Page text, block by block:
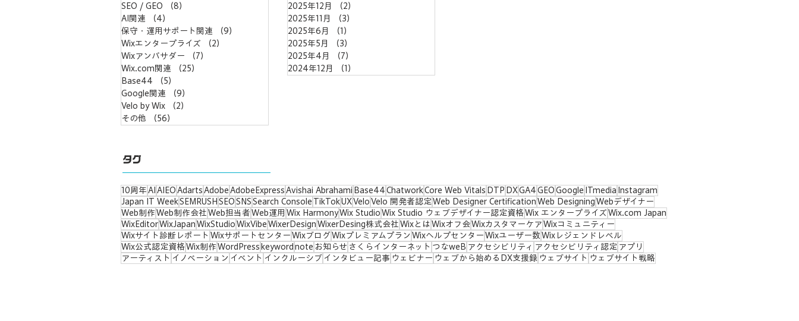
SEO / GEO
（8）
AI関連
（4）
保守・運用サポート関連
（9）
Wixエンタープライズ
（2）
Wixアンバサダー
（7）
Wix.com関連
（25）
Base44
（5）
Google関連
（9）
Velo by Wix
（2）
その他
（56）
2025年12月
（2）
2025年11月
（3）
2025年6月
（1）
2025年5月
（3）
2025年4月
（7）
2024年12月
（1）
タグ
10周年 AI AIEO Adarts Adobe AdobeExpress Avishai Abrahami Base44 ChatworkCore Web Vitals DTP DXGA4 GEO Google ITmedia Instagram
Japan IT WeekSEMRUSH SEO SNS Search Console TikTokUXVelo Velo 開発者認定 Web Designer Certification Web Designing Webデザイナー
Web制作 Web制作会社 Web担当者 Web運用 Wix HarmonyWix Studio Wix Studio ウェブデザイナー認定資格Wix エンタープライズ Wix.com Japan
WixEditorWixJapan WixStudio WixVibe WixerDesign WixerDesing株式会社 Wixとは Wixオフ会Wixカスタマーケア Wixコミュニティー
Wixサイト診断レポート Wixサポートセンター WixブログWixプレミアムプラン Wixヘルプセンター Wixユーザー数 Wixレジェンドレベル
Wix公式認定資格Wix制作 WordPress keyword note お知らせ さくらインターネット つなweB アクセシビリティ アクセシビリティ認定 アプリ
アーティスト イノベーション イベント インクルーシブ インタビュー記事 ウェビナー ウェブから始めるDX支援録 ウェブサイト ウェブサイト戦略